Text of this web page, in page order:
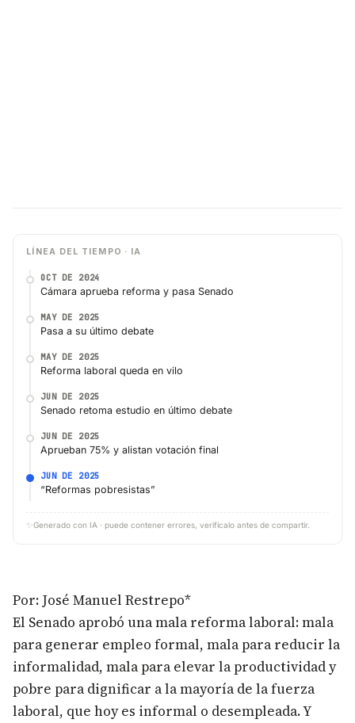
LÍNEA DEL TIEMPO · IA
OCT DE 2024
Cámara aprueba reforma y pasa Senado
MAY DE 2025
Pasa a su último debate
MAY DE 2025
Reforma laboral queda en vilo
JUN DE 2025
Senado retoma estudio en último debate
JUN DE 2025
Aprueban 75% y alistan votación final
JUN DE 2025
“Reformas pobresistas”
✨ Generado con IA · puede contener errores, verifícalo antes de compartir.
Por: José Manuel Restrepo*
El Senado aprobó una mala reforma laboral: mala
para generar empleo formal, mala para reducir la
informalidad, mala para elevar la productividad y
pobre para dignificar a la mayoría de la fuerza
laboral, que hoy es informal o desempleada. Y